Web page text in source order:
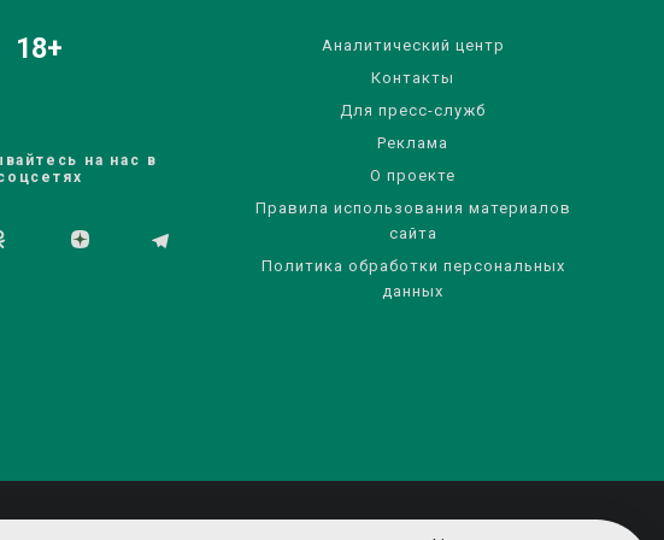
18+
на нас в
Аналитический центр
Контакты
Для пресс-служб
Реклама
О проекте
Правила использования материалов
сайта
Политика обработки персональных
данных